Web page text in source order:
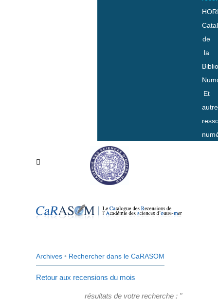
de
la
Et
Archives • Rechercher dans le CaRASOM
Retour aux recensions du mois
résultats de votre recherche : "